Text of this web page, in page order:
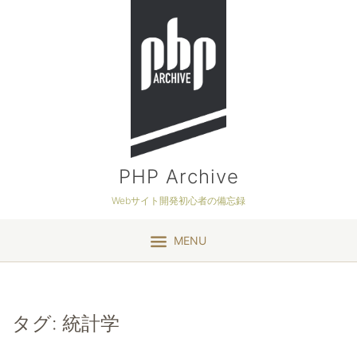
PHP Archive
Webサイト開発初心者の備忘録
MENU
タグ: 統計学